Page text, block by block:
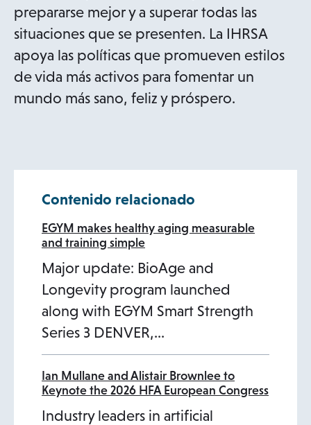
prepararse mejor y a superar todas las
situaciones que se presenten. La IHRSA
apoya las políticas que promueven estilos
de vida más activos para fomentar un
mundo más sano, feliz y próspero.
Contenido relacionado
EGYM makes healthy aging measurable
and training simple
Major update: BioAge and
Longevity program launched
along with EGYM Smart Strength
Series 3 DENVER,…
Ian Mullane and Alistair Brownlee to
Keynote the 2026 HFA European Congress
Industry leaders in artificial